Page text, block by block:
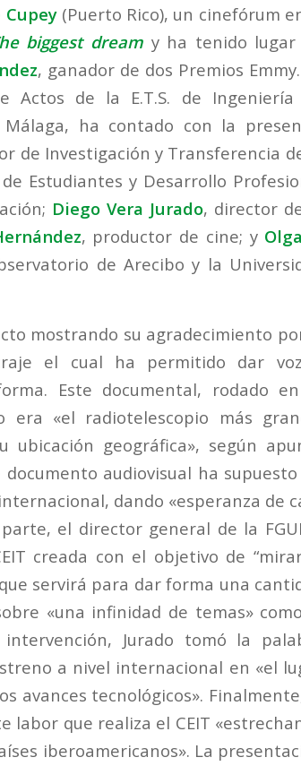
Cupey(Puerto Rico), un cinefórum
biggest dreamy ha tenido lugar
, ganador de dos Premios
Actos de la E.T.S. de Ingeniería
ha contado con la
de Investigación y Transferencia
Estudiantes y Desarrollo
Diego Vera Jurado, director
, productor de cine; y
de Arecibo y la
mostrando su agradecimiento
el cual ha permitido dar
Este documental, rodado
era «el radiotelescopio más
ubicación geográfica», según
audiovisual ha
dando «esperanza de
el director general de la
creada con el objetivo de
servirá para dar forma una
«una infinidad de temas»
Jurado tomó la
a nivel internacional en «el
avances tecnológicos».
que realiza el CEIT
iberoamericanos». La